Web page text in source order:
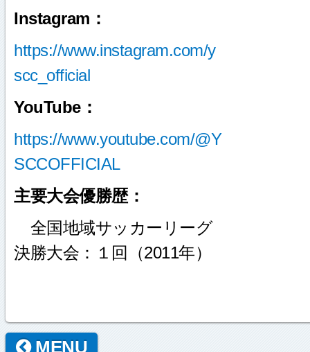
Instagram：
https://www.instagram.com/y
scc_official
YouTube：
https://www.youtube.com/@Y
SCCOFFICIAL
主要大会優勝歴：
全国地域サッカーリーグ
決勝大会：１回（2011年）
MENU